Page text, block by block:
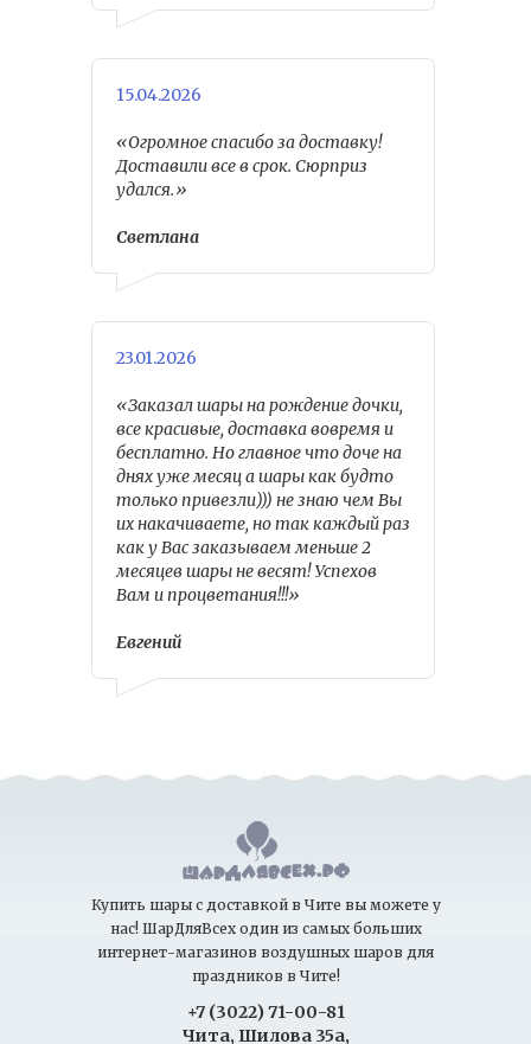
15.04.2026
«Огромное спасибо за доставку!
Доставили все в срок. Сюрприз
удался.»
Светлана
23.01.2026
«Заказал шары на рождение дочки,
все красивые, доставка вовремя и
бесплатно. Но главное что доче на
днях уже месяц а шары как будто
только привезли))) не знаю чем Вы
их накачиваете, но так каждый раз
как у Вас заказываем меньше 2
месяцев шары не весят! Успехов
Вам и процветания!!!»
Евгений
Купить шары с доставкой в Чите вы можете у
нас! ШарДляВсех один из самых больших
интернет-магазинов воздушных шаров для
праздников в Чите!
+7 (3022) 71-00-81
Чита, Шилова 35а,